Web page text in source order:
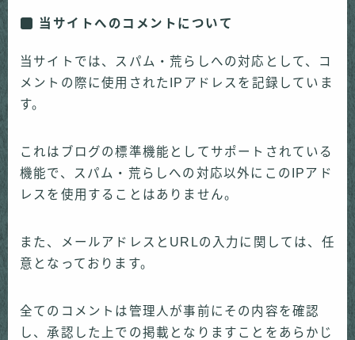
当サイトへのコメントについて
当サイトでは、スパム・荒らしへの対応として、コ
メントの際に使用されたIPアドレスを記録していま
す。
これはブログの標準機能としてサポートされている
機能で、スパム・荒らしへの対応以外にこのIPアド
レスを使用することはありません。
また、メールアドレスとURLの入力に関しては、任
意となっております。
全てのコメントは管理人が事前にその内容を確認
し、承認した上での掲載となりますことをあらかじ